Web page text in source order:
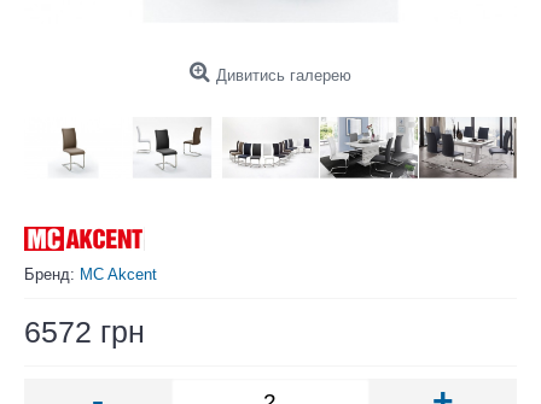
Дивитись галерею
Бренд: MC Akcent
6572 грн